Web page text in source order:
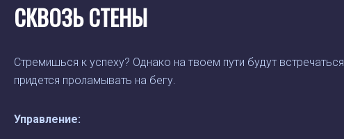
СКВОЗЬ СТЕНЫ
Стремишься к успеху? Однако на твоем пути будут
придется проламывать на бегу.
Управление: